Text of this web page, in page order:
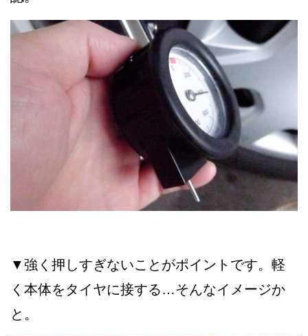
▼強く押しすぎないことがポイントです。軽
く本体をタイヤに接する…そんなイメージか
と。